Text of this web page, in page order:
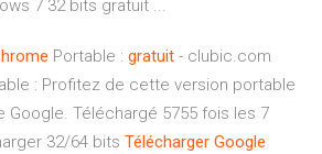
7 32 bits gratuit ...
Portable : gratuit - clubic.com
: Profitez de cette version portable
Google. Téléchargé 5755 fois les 7
32/64 bits Télécharger Google